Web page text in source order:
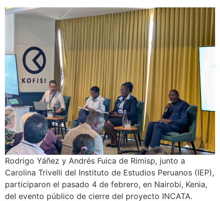
Rodrigo Yáñez y Andrés Fuica de Rimisp, junto a
Carolina Trivelli del Instituto de Estudios Peruanos (IEP),
participaron el pasado 4 de febrero, en Nairobi, Kenia,
del evento público de cierre del proyecto INCATA.